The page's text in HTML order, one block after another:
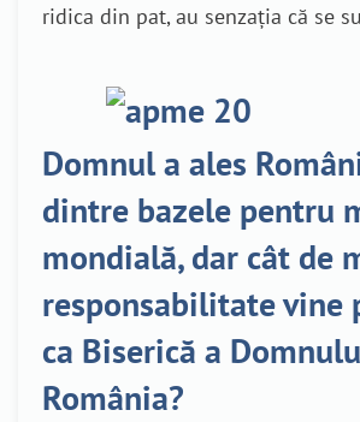
ridica din pat, au senzația că se
Domnul a ales
dintre bazele pentru
mondială, dar cât de
responsabilitate vine
ca Biserică a
România?